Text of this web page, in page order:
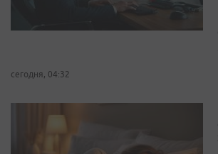
сегодня, 04:32